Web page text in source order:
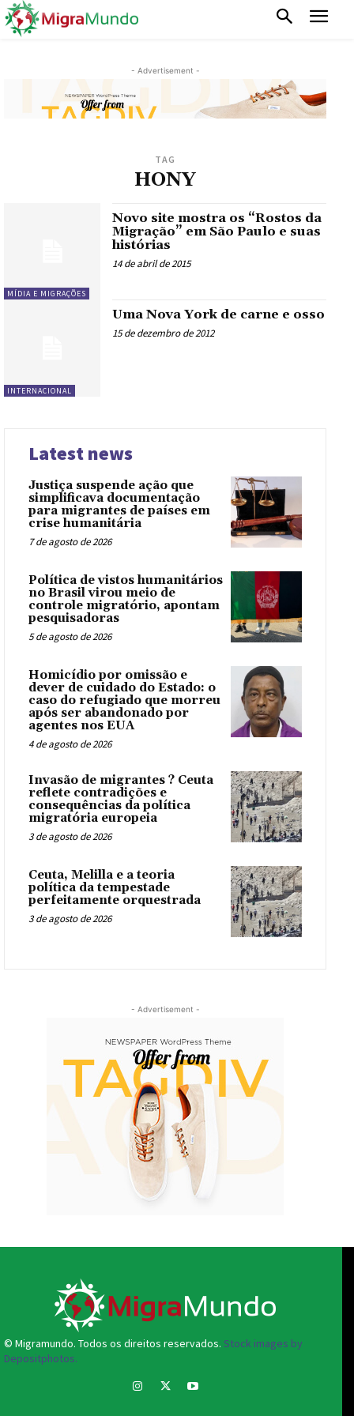
- Advertisement -
TAG
HONY
MÍDIA E MIGRAÇÕES
Novo site mostra os “Rostos da
Migração” em São Paulo e suas
histórias
14 de abril de 2015
INTERNACIONAL
Uma Nova York de carne e osso
15 de dezembro de 2012
Latest news
Justiça suspende ação que
simplificava documentação
para migrantes de países em
crise humanitária
7 de agosto de 2026
Política de vistos humanitários
no Brasil virou meio de
controle migratório, apontam
pesquisadoras
5 de agosto de 2026
Homicídio por omissão e
dever de cuidado do Estado: o
caso do refugiado que morreu
após ser abandonado por
agentes nos EUA
4 de agosto de 2026
Invasão de migrantes ? Ceuta
reflete contradições e
consequências da política
migratória europeia
3 de agosto de 2026
Ceuta, Melilla e a teoria
política da tempestade
perfeitamente orquestrada
3 de agosto de 2026
- Advertisement -
© Migramundo. Todos os direitos reservados. Stock images by
Depositphotos.